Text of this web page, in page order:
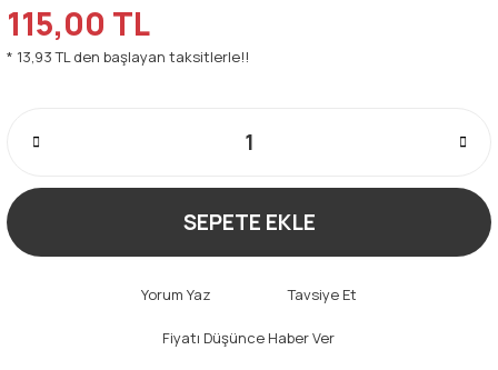
115,00 TL
* 13,93 TL den başlayan taksitlerle!!
SEPETE EKLE
Yorum Yaz Tavsiye Et
Fiyatı Düşünce Haber Ver